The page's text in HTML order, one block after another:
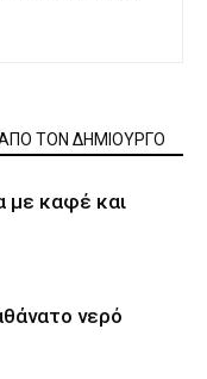
ΤΟΝ ΔΗΜΙΟΥΡΓΟ
με καφέ και
νερό